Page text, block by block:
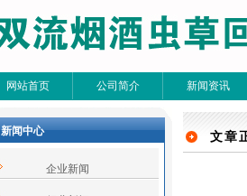
网站首页 公司简介 新闻资讯
新闻中心
企业新闻
文章
文章